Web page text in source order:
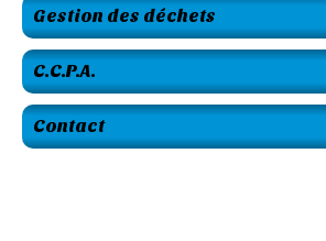
Gestion des déchets
C.C.P.A.
Contact